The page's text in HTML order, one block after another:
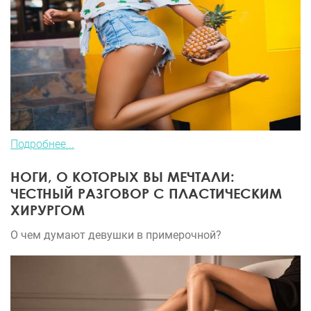
Подробнее...
НОГИ, О КОТОРЫХ ВЫ МЕЧТАЛИ:
ЧЕСТНЫЙ РАЗГОВОР С ПЛАСТИЧЕСКИМ
ХИРУРГОМ
О чем думают девушки в примерочной?